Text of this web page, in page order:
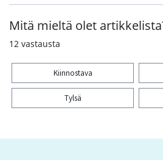
Mitä mieltä olet
12 vastausta
Kiinnostava
Tylsä